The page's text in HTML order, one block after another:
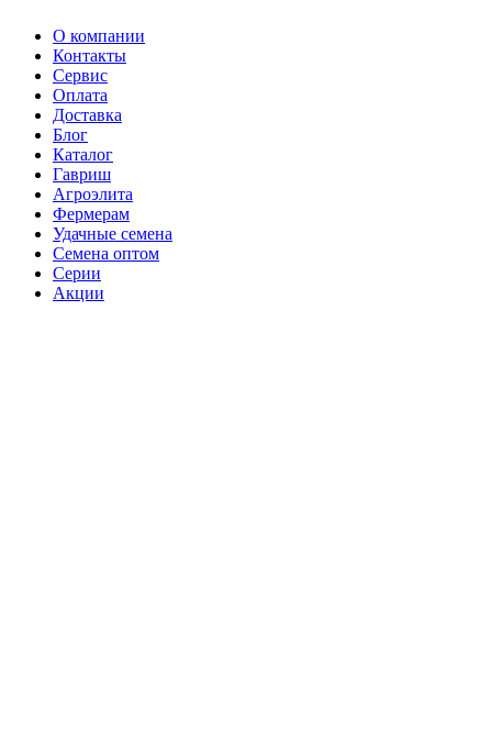
О компании
Контакты
Сервис
Оплата
Доставка
Блог
Каталог
Гавриш
Агроэлита
Фермерам
Удачные семена
Семена оптом
Серии
Акции